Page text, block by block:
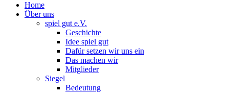
Home
Über uns
spiel gut e.V.
Geschichte
Idee spiel gut
Dafür setzen wir uns ein
Das machen wir
Mitglieder
Siegel
Bedeutung